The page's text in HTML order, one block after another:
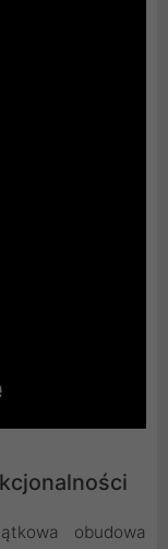
obudowa